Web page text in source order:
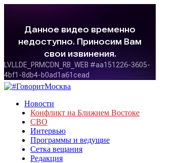
Новости
Конфликт на Ближнем Востоке
СВО
Интервью
Программы и ведущие
Сетка вещания
Редакция